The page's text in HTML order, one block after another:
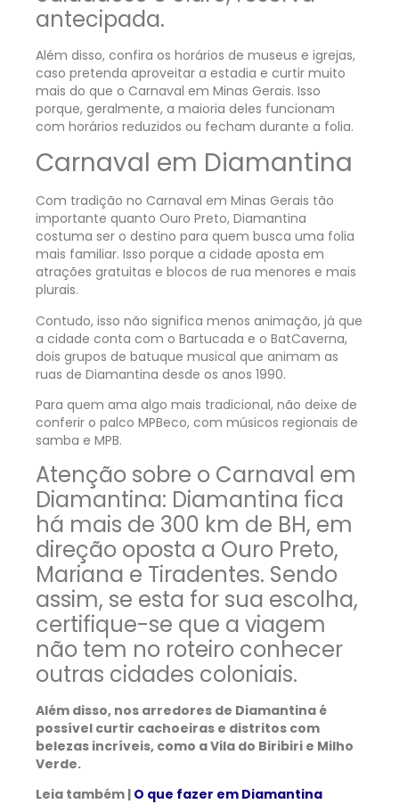
antecipada.
Além disso, confira os horários de museus e igrejas,
caso pretenda aproveitar a estadia e curtir muito
mais do que o Carnaval em Minas Gerais. Isso
porque, geralmente, a maioria deles funcionam
com horários reduzidos ou fecham durante a folia.
Carnaval em Diamantina
Com tradição no Carnaval em Minas Gerais tão
importante quanto Ouro Preto, Diamantina
costuma ser o destino para quem busca uma folia
mais familiar. Isso porque a cidade aposta em
atrações gratuitas e blocos de rua menores e mais
plurais.
Contudo, isso não significa menos animação, já que
a cidade conta com o Bartucada e o BatCaverna,
dois grupos de batuque musical que animam as
ruas de Diamantina desde os anos 1990.
Para quem ama algo mais tradicional, não deixe de
conferir o palco MPBeco, com músicos regionais de
samba e MPB.
Atenção sobre o Carnaval em
Diamantina: Diamantina fica
há mais de 300 km de BH, em
direção oposta a Ouro Preto,
Mariana e Tiradentes. Sendo
assim, se esta for sua escolha,
certifique-se que a viagem
não tem no roteiro conhecer
outras cidades coloniais.
Além disso, nos arredores de Diamantina é
possível curtir cachoeiras e distritos com
belezas incríveis, como a Vila do Biribiri e Milho
Verde.
Leia também | O que fazer em Diamantina